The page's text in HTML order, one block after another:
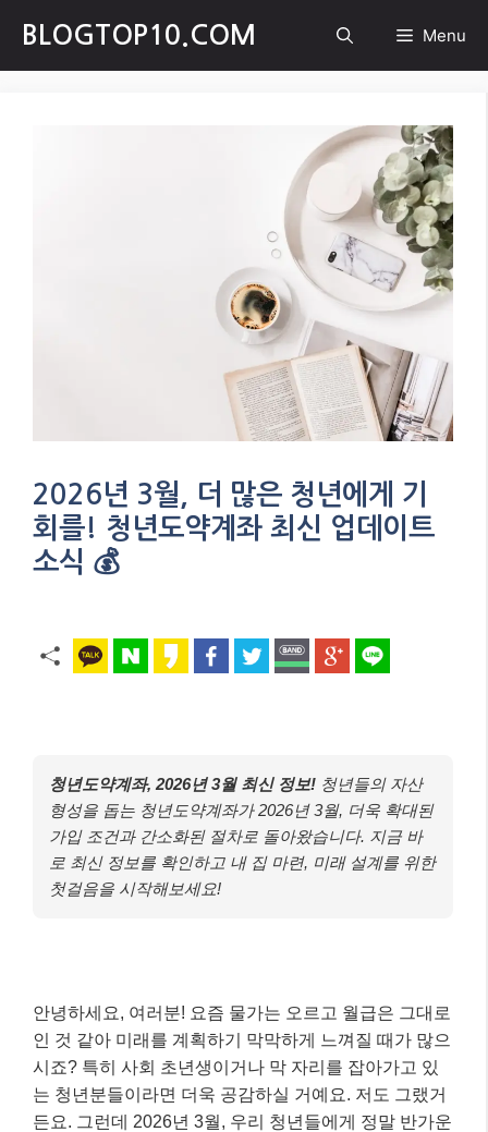
content
BLOGTOP10.COM Menu
2026년 3월, 더 많은 청년에게 기
회를! 청년도약계좌 최신 업데이트
소식 💰
청년도약계좌, 2026년 3월 최신 정보! 청년들의 자산
형성을 돕는 청년도약계좌가 2026년 3월, 더욱 확대된
가입 조건과 간소화된 절차로 돌아왔습니다. 지금 바
로 최신 정보를 확인하고 내 집 마련, 미래 설계를 위한
첫걸음을 시작해보세요!
안녕하세요, 여러분! 요즘 물가는 오르고 월급은 그대로
인 것 같아 미래를 계획하기 막막하게 느껴질 때가 많으
시죠? 특히 사회 초년생이거나 막 자리를 잡아가고 있
는 청년분들이라면 더욱 공감하실 거예요. 저도 그랬거
든요. 그런데 2026년 3월, 우리 청년들에게 정말 반가운